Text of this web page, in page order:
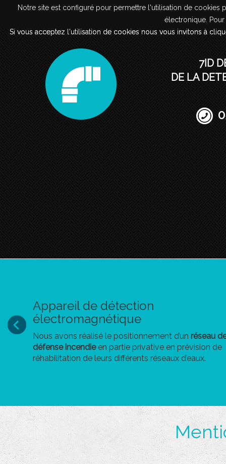
Notre site est configuré pour permettre l'utilisation de cookies
électronique.
Si vous acceptez l'utilisation de cookies nous vous invitons à
Notre site est configuré pour permettre l'utilisation de cookies
électronique.
Si vous acceptez l'utilisation de cookies nous vous invitons à
Détection des
7ID
DE LA
Appareil de détection
électromagnétique
Nous avons réalisé le positionnement d’un réseau
défense incendieen partie privative en prévision de
réhabilitation de leurs différents réseaux d’eaux.